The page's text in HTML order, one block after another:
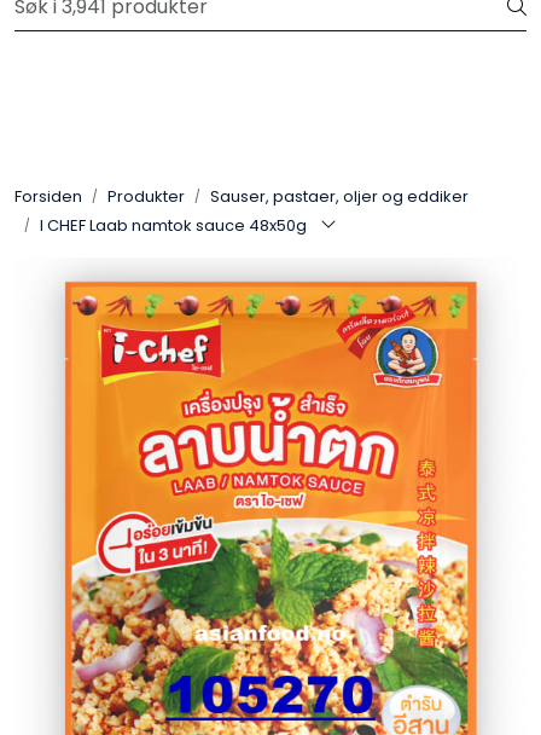
Skip to main content
Velkommen til vår nye nettbutikk! Trykk her for å lese mer
Forsiden Produkter
Sauser, pastaer, oljer og eddiker
I CHEF Laab namtok sauce 48x50g
Restaurantprodukter
Merkevarer